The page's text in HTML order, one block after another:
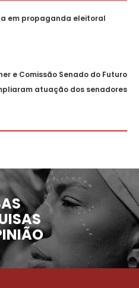
em propaganda eleitoral
e Comissão Senado do Futuro
atuação dos senadores